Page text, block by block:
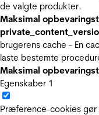
de valgte produkter.
Maksimal
brugerens cache - En
laste bestemte
Maksimal
Egenskaber 1
Præference-cookies gør